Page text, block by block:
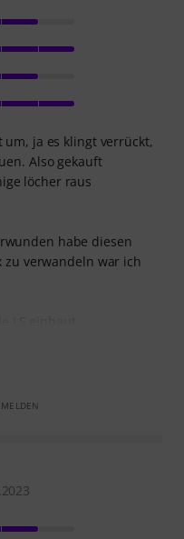
ja es klingt verrückt,
Also gekauft
löcher raus
habe diesen
zu verwandeln war ich